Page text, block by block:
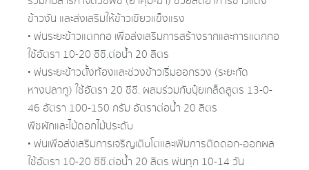
ข้าวงัน และส่งเสริมให้ข้าวเขียวแข็งแรง
• พ่นระยะข้าวแตกกอ เพื่อส่งเสริมการสร้างรากและการแตกกอ
ใช้อัตรา 10-20 ซีซี.ต่อน้ำ 20 ลิตร
• พ่นระยะข้าวตั้งท้องและช่วงข้าวเริ่มออกรวง (ระยะกัด
หางปลาทู) ใช้อัตรา 20 ซีซี. ผสมร่วมกับปุ๋ยเกล็ดสูตร 13-0-
46 อัตรา 100-150 กรัม อัตราต่อน้ำ 20 ลิตร
พืชผักและไม้ดอกไม้ประดับ
• พ่นเพื่อส่งเสริมการเจริญเติบโตและเพิ่มการติดดอก-ออกผล
ใช้อัตรา 10-20 ซีซี.ต่อน้ำ 20 ลิตร พ่นทุก 10-14 วัน